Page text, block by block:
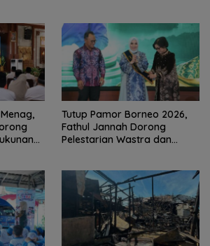
Tutup Pamor Borneo 2026,
Fathul Jannah Dorong
Pelestarian Wastra dan